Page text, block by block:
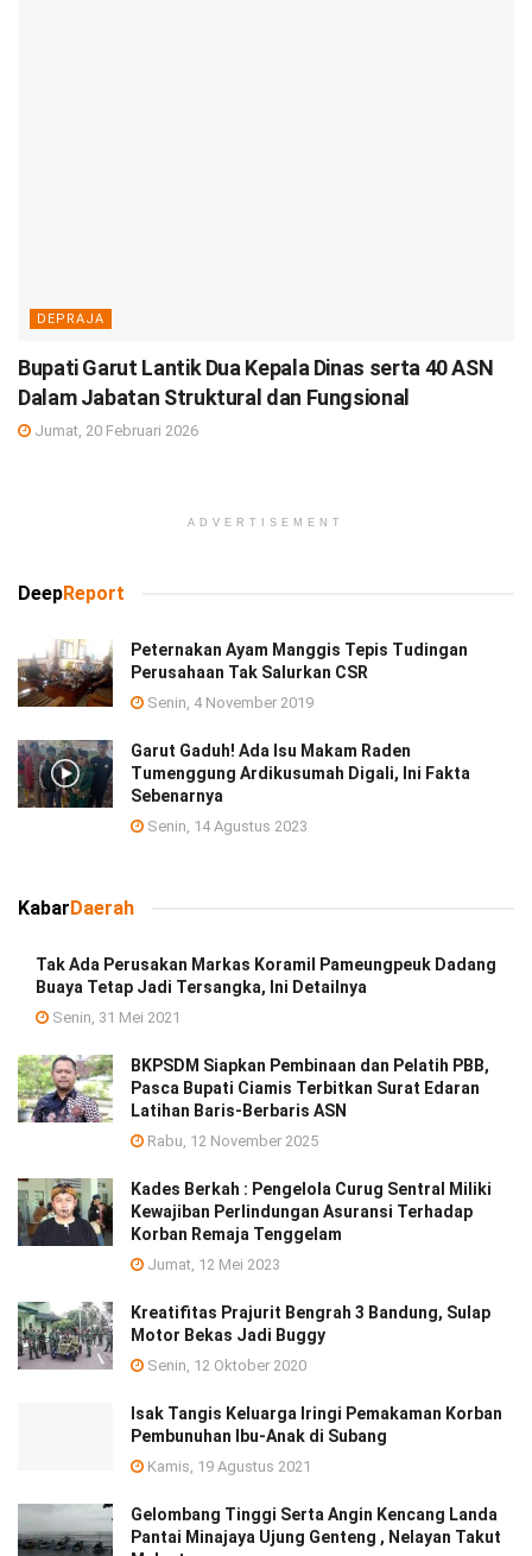
DEPRAJA
Bupati Garut Lantik Dua Kepala Dinas serta 40 ASN
Dalam Jabatan Struktural dan Fungsional
Jumat, 20 Februari 2026
ADVERTISEMENT
DeepReport
Peternakan Ayam Manggis Tepis Tudingan
Perusahaan Tak Salurkan CSR
Senin, 4 November 2019
Garut Gaduh! Ada Isu Makam Raden
Tumenggung Ardikusumah Digali, Ini Fakta
Sebenarnya
Senin, 14 Agustus 2023
KabarDaerah
Tak Ada Perusakan Markas Koramil Pameungpeuk Dadang
Buaya Tetap Jadi Tersangka, Ini Detailnya
Senin, 31 Mei 2021
BKPSDM Siapkan Pembinaan dan Pelatih PBB,
Pasca Bupati Ciamis Terbitkan Surat Edaran
Latihan Baris-Berbaris ASN
Rabu, 12 November 2025
Kades Berkah : Pengelola Curug Sentral Miliki
Kewajiban Perlindungan Asuransi Terhadap
Korban Remaja Tenggelam
Jumat, 12 Mei 2023
Kreatifitas Prajurit Bengrah 3 Bandung, Sulap
Motor Bekas Jadi Buggy
Senin, 12 Oktober 2020
Isak Tangis Keluarga Iringi Pemakaman Korban
Pembunuhan Ibu-Anak di Subang
Kamis, 19 Agustus 2021
Gelombang Tinggi Serta Angin Kencang Landa
Pantai Minajaya Ujung Genteng , Nelayan Takut